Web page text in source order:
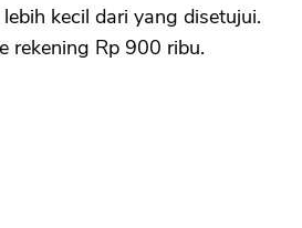
kecil dari yang disetujui.
rekening Rp 900 ribu.